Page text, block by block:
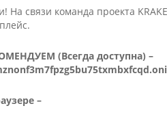
На связи команда проекта
(Всегда доступна) –
–